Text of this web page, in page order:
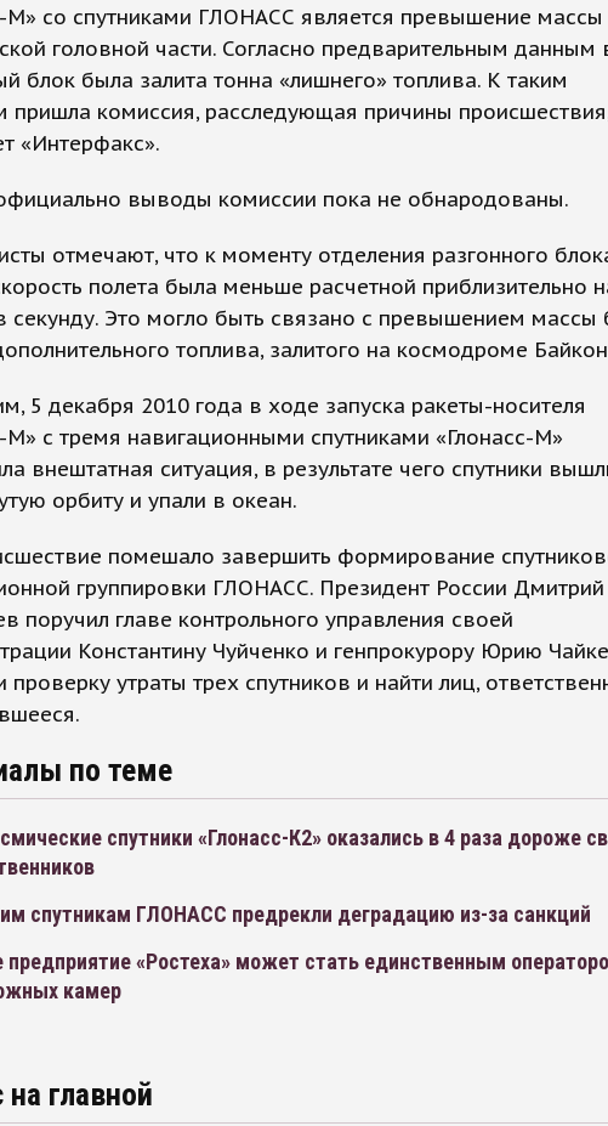
М» со спутниками ГЛОНАСС является превышение массы
головной части. Согласно предварительным данным
блок была залита тонна «лишнего» топлива. К таким
пришла комиссия, расследующая причины
«Интерфакс».
выводы комиссии пока не обнародованы.
отмечают, что к моменту отделения разгонного
полета была меньше расчетной приблизительно
секунду. Это могло быть связано с превышением массы
топлива, залитого на космодроме
5 декабря 2010 года в ходе запуска ракеты-носителя
с тремя навигационными спутниками «Глонасс-М»
внештатная ситуация, в результате чего спутники
орбиту и упали в океан.
помешало завершить формирование
группировки ГЛОНАСС. Президент России Дмитрий
поручил главе контрольного управления своей
Константину Чуйченко и генпрокурору Юрию Чайке
проверку утраты трех спутников и найти лиц,
по теме
спутники «Глонасс-К2» оказались в 4 раза дороже
спутникам ГЛОНАСС предрекли деградацию из-за санкций
предприятие «Ростеха» может стать единственным
камер
на главной